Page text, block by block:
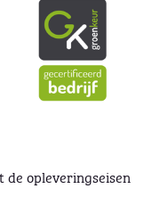
opleveringseisen